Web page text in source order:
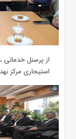
از پرسنل خدماتی
استیجاری مرکز